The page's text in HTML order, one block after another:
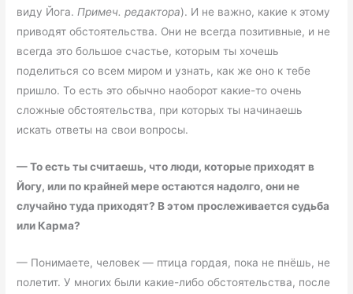
виду Йога. Примеч. редактора). И не важно, какие к этому
приводят обстоятельства. Они не всегда позитивные, и не
всегда это большое счастье, которым ты хочешь
поделиться со всем миром и узнать, как же оно к тебе
пришло. То есть это обычно наоборот какие-то очень
сложные обстоятельства, при которых ты начинаешь
искать ответы на свои вопросы.
—То есть ты считаешь, что люди, которые приходят в
Йогу, или по крайней мере остаются надолго, они не
случайно туда приходят? В этом прослеживается судьба
или Карма?
— Понимаете, человек — птица гордая, пока не пнёшь, не
полетит. У многих были какие-либо обстоятельства, после